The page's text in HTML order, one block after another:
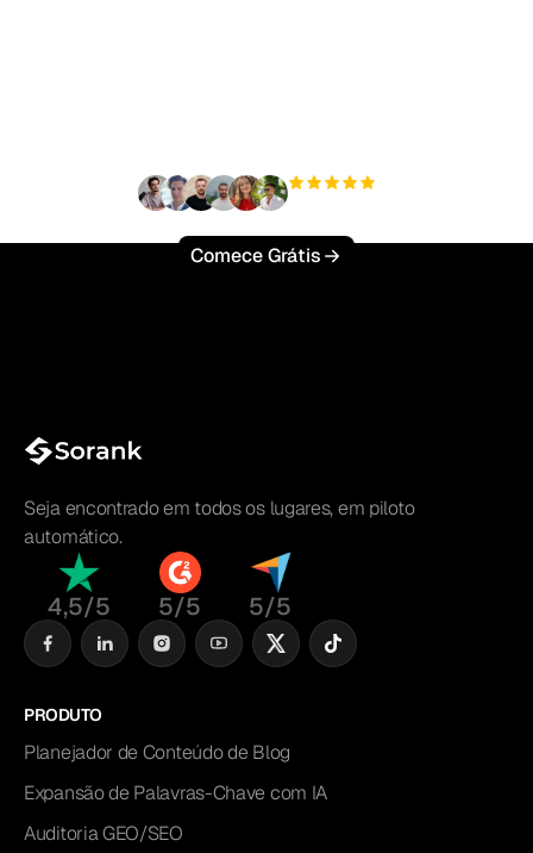
Comece Grátis
Seja encontrado em todos os lugares, em piloto
automático.
4,5/5 5/5 5/5
PRODUTO
Planejador de Conteúdo de Blog
Expansão de Palavras-Chave com IA
Auditoria GEO/SEO